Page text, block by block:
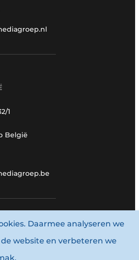
1
België
2026 Louwersmediagroep.
voorwaarden
Daarmee analyseren we
website en verbeteren we